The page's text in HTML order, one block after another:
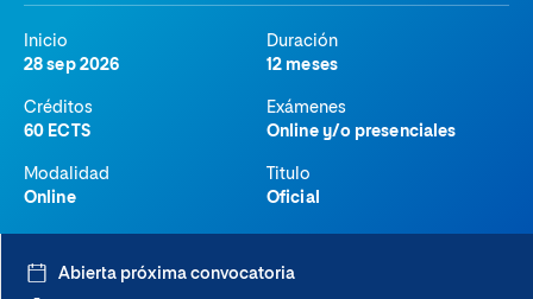
Inicio
28 sep 2026
Duración
12 meses
Créditos
60 ECTS
Exámenes
Online y/o presenciales
Modalidad
Online
Titulo
Oficial
Abierta próxima convocatoria